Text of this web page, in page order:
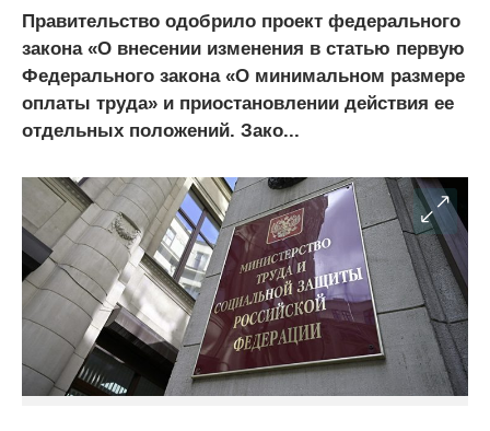
Правительство одобрило проект федерального
закона «О внесении изменения в статью первую
Федерального закона «О минимальном размере
оплаты труда» и приостановлении действия ее
отдельных положений. Зако...